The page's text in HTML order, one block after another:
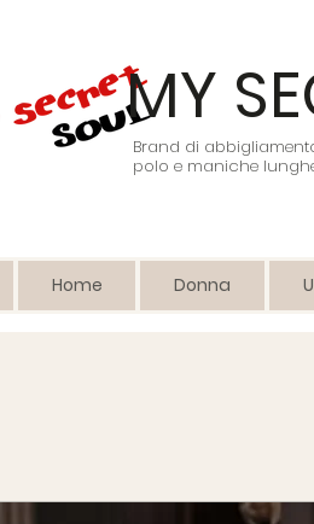
MY
Brand di
polo e maniche
Home Donna